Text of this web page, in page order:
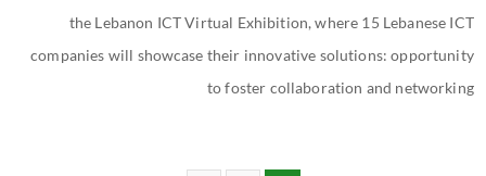
the Lebanon ICT Virtual Exhibition, where 15 Lebanese ICT
companies will showcase their innovative solutions: opportunity
to foster collaboration and networking